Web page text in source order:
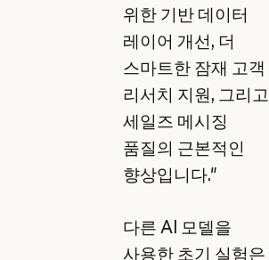
위한 기반 데이터
레이어 개선, 더
스마트한 잠재 고객
리서치 지원, 그리고
세일즈 메시징
품질의 근본적인
향상입니다."
다른 AI 모델을
사용한 초기 실험은